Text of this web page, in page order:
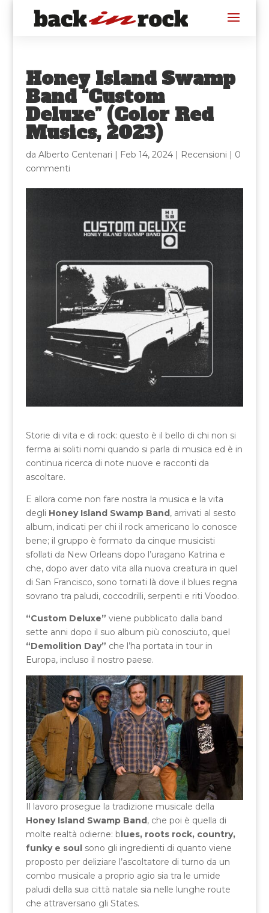
Honey Island Swamp
Band “Custom
Deluxe” (Color Red
Musics, 2023)
da Alberto Centenari | Feb 14, 2024| Recensioni | 0
commenti
Storie di vita e di rock: questo è il bello di chi non si
ferma ai soliti nomi quando si parla di musica ed è in
continua ricerca di note nuove e racconti da
ascoltare.
E allora come non fare nostra la musica e la vita
degli Honey Island Swamp Band, arrivati al sesto
album, indicati per chi il rock americano lo conosce
bene; il gruppo è formato da cinque musicisti
sfollati da New Orleans dopo l’uragano Katrina e
che, dopo aver dato vita alla nuova creatura in quel
di San Francisco, sono tornati là dove il blues regna
sovrano tra paludi, coccodrilli, serpenti e riti Voodoo.
“Custom Deluxe” viene pubblicato dalla band
sette anni dopo il suo album più conosciuto, quel
“Demolition Day” che l’ha portata in tour in
Europa, incluso il nostro paese.
Il lavoro prosegue la tradizione musicale della
Honey Island Swamp Band, che poi è quella di
molte realtà odierne: blues, roots rock, country,
funky e soulsono gli ingredienti di quanto viene
proposto per deliziare l’ascoltatore di turno da un
combo musicale a proprio agio sia tra le umide
paludi della sua città natale sia nelle lunghe route
che attraversano gli States.